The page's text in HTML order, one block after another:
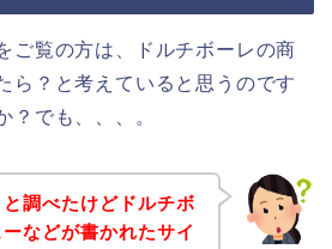
ご覧の方は、ドルチボーレの商
ら？と考えていると思うのです
？でも、、、。
調べたけどドルチボ
などが書かれたサイ